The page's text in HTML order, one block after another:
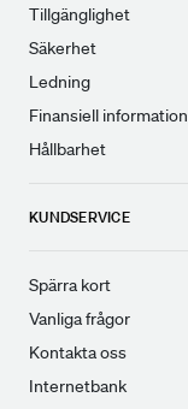
Tillgänglighet
Säkerhet
Ledning
Finansiell information
Hållbarhet
KUNDSERVICE
Spärra kort
Vanliga frågor
Kontakta oss
Internetbank